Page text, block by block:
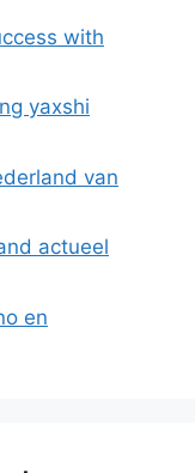
with
yaxshi
van
actueel
en